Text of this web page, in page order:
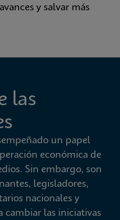
y salvar más
las
un papel
económica de
Sin embargo, son
legisladores,
nacionales y
cambiar las iniciativas